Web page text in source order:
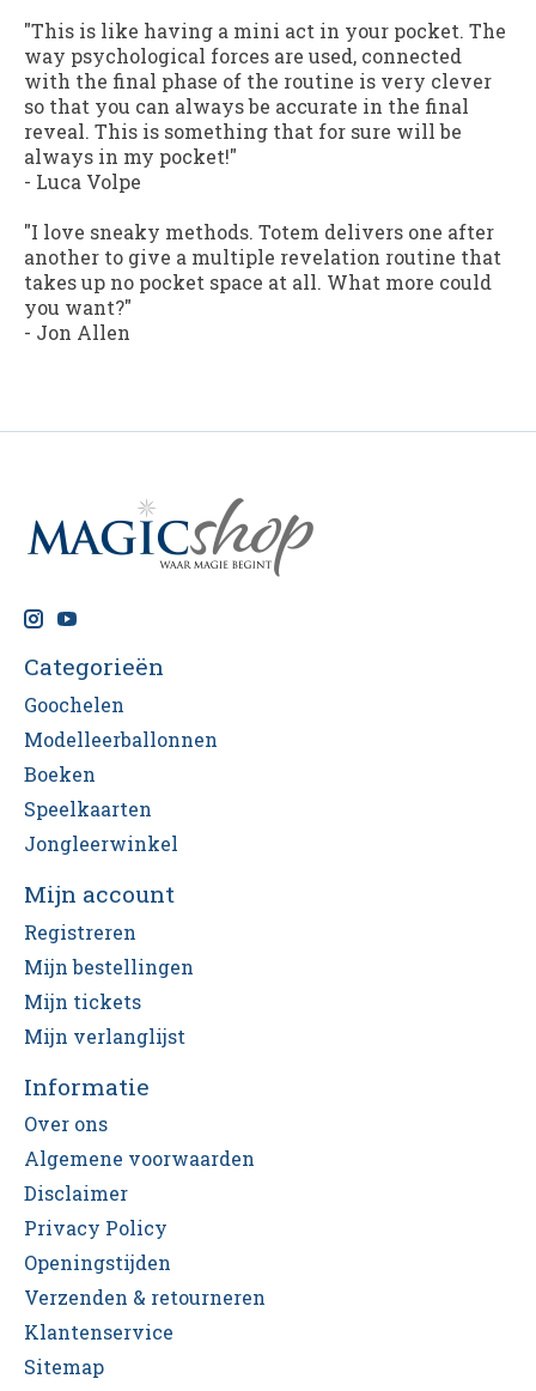
"This is like having a mini act in your pocket. The
way psychological forces are used, connected
with the final phase of the routine is very clever
so that you can always be accurate in the final
reveal. This is something that for sure will be
always in my pocket!"
- Luca Volpe
"I love sneaky methods. Totem delivers one after
another to give a multiple revelation routine that
takes up no pocket space at all. What more could
you want?"
- Jon Allen
Categorieën
Goochelen
Modelleerballonnen
Boeken
Speelkaarten
Jongleerwinkel
Mijn account
Registreren
Mijn bestellingen
Mijn tickets
Mijn verlanglijst
Informatie
Over ons
Algemene voorwaarden
Disclaimer
Privacy Policy
Openingstijden
Verzenden & retourneren
Klantenservice
Sitemap